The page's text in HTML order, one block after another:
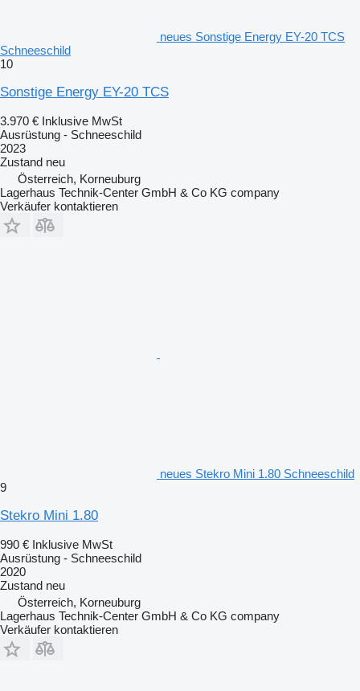
neues Sonstige Energy EY-20 TCS
Schneeschild
10
Sonstige Energy EY-20 TCS
3.970 € Inklusive MwSt
Ausrüstung - Schneeschild
2023
Zustand neu
Österreich, Korneuburg
Lagerhaus Technik-Center GmbH & Co KG company
Verkäufer kontaktieren
neues Stekro Mini 1.80 Schneeschild
9
Stekro Mini 1.80
990 € Inklusive MwSt
Ausrüstung - Schneeschild
2020
Zustand neu
Österreich, Korneuburg
Lagerhaus Technik-Center GmbH & Co KG company
Verkäufer kontaktieren